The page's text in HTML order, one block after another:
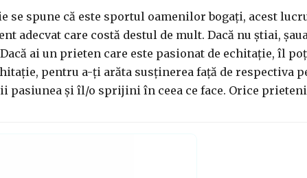
se spune că este sportul oamenilor bogați, acest
adecvat care costă destul de mult. Dacă nu știai,
ai un prieten care este pasionat de echitație, îl
pentru a-ți arăta susținerea față de respectiva
pasiunea și îl/o sprijini în ceea ce face. Orice